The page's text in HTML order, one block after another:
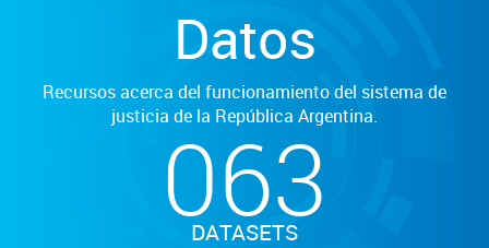
Datos
Recursos acerca del funcionamiento del sistema de
justicia de la República Argentina.
063
DATASETS